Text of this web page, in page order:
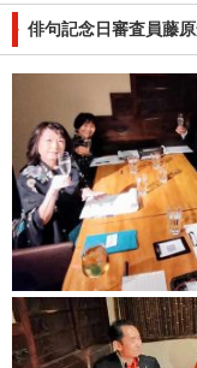
俳句記念日審査員藤